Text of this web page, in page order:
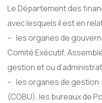
Le Département des
avec lesquels il est en
– les organes de
Comité Exécutif,
gestion et ou
– les organes de gestion
(COBU), les bureaux de